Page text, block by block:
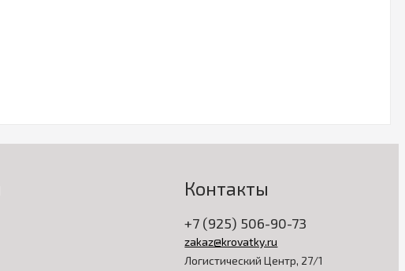
Контакты
+7 (925) 506-90-73
zakaz@krovatky.ru
Логистический Центр, 27/1